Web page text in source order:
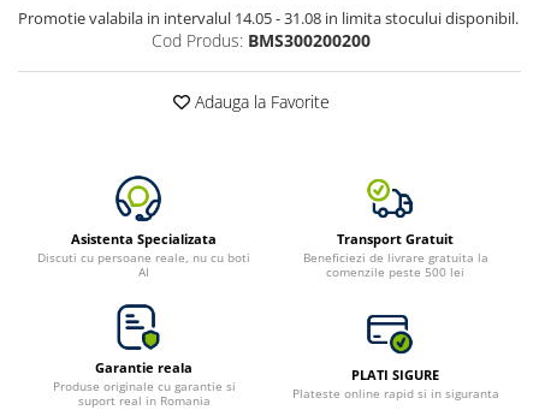
EcoFlow
Jackery
Panouri Solare Pliabile
Cauta dupa marca
Promotie valabila in intervalul 14.05 - 31.08 in limita stocului disponibil.
Cod Produs: BMS300200200
Adauga la Favorite
Asistenta Specializata
Discuti cu persoane reale, nu cu boti
AI
Transport Gratuit
Beneficiezi de livrare gratuita la
comenzile peste 500 lei
Garantie reala
Produse originale cu garantie si
suport real in Romania
PLATI SIGURE
Plateste online rapid si in siguranta